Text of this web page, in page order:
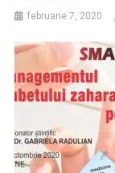
februarie 7, 2020